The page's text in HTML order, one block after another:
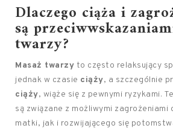
Dlaczego ciąża i
są
twarzy?
Masaż twarzy to często relaksujący
jednak w czasie ciąży, a szczególnie
ciąży, wiąże się z pewnymi ryzykami.
są związane z możliwymi zagrożeniami
matki, jak i rozwijającego się